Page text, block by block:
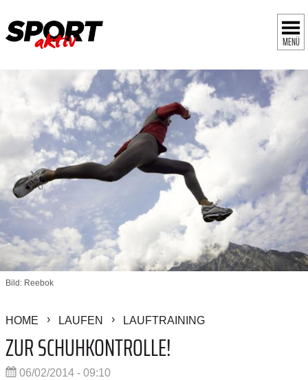
MENÜ
Bild: Reebok
HOME LAUFEN LAUFTRAINING
ZUR SCHUHKONTROLLE!
06/02/2014 - 09:10